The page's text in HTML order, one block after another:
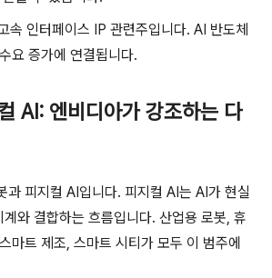
속 인터페이스 IP 관련주입니다. AI 반도체
요 증가에 연결됩니다.
AI: 엔비디아가 강조하는 다
과 피지컬 AI입니다. 피지컬 AI는 AI가 현실
와 결합하는 흐름입니다. 산업용 로봇, 휴
마트 제조, 스마트 시티가 모두 이 범주에